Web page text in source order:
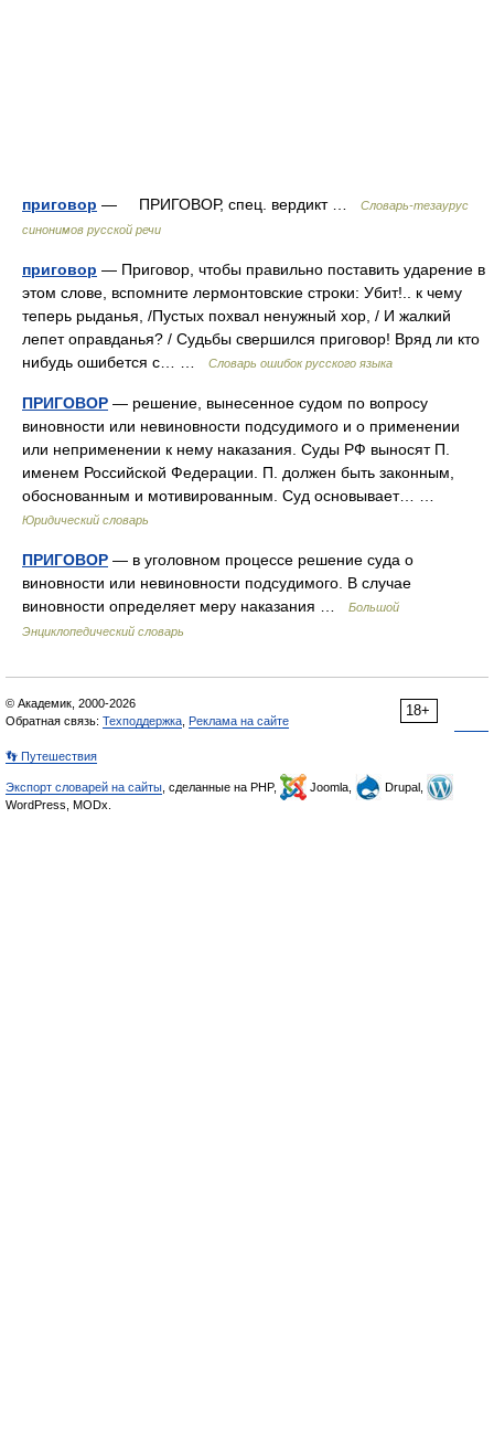
приговор — ПРИГОВОР, спец. вердикт …
Словарь-тезаурус
синонимов русской речи
приговор — Приговор, чтобы правильно поставить ударение в
этом слове, вспомните лермонтовские строки: Убит!.. к чему
теперь рыданья, /Пустых похвал ненужный хор, / И жалкий
лепет оправданья? / Судьбы свершился приговор! Вряд ли кто
нибудь ошибется с… …
Словарь ошибок русского языка
ПРИГОВОР — решение, вынесенное судом по вопросу
виновности или невиновности подсудимого и о применении
или неприменении к нему наказания. Суды РФ выносят П.
именем Российской Федерации. П. должен быть законным,
обоснованным и мотивированным. Суд основывает… …
Юридический словарь
ПРИГОВОР — в уголовном процессе решение суда о
виновности или невиновности подсудимого. В случае
виновности определяет меру наказания …
Большой
Энциклопедический словарь
18+
© Академик, 2000-2026
Обратная связь: Техподдержка Реклама на сайте
👣 Путешествия
Экспорт словарей на сайты , сделанные на PHP, Joomla,
Drupal,
WordPress, MODx.